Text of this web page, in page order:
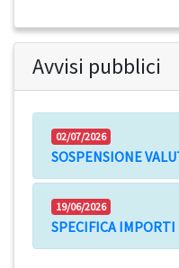
Avvisi pubblici
02/07/2026
SOSPENSIONE
19/06/2026
SPECIFICA IMPORTI